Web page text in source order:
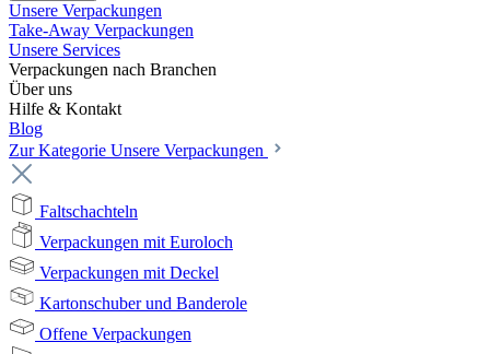
Unsere Verpackungen
Take-Away Verpackungen
Unsere Services
Verpackungen nach Branchen
Über uns
Hilfe & Kontakt
Blog
Zur Kategorie Unsere Verpackungen
Faltschachteln
Verpackungen mit Euroloch
Verpackungen mit Deckel
Kartonschuber und Banderole
Offene Verpackungen